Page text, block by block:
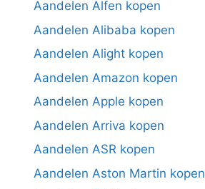
Aandelen Alfen kopen
Aandelen Alibaba kopen
Aandelen Alight kopen
Aandelen Amazon kopen
Aandelen Apple kopen
Aandelen Arriva kopen
Aandelen ASR kopen
Aandelen Aston Martin kopen